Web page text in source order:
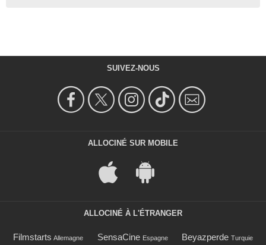
SUIVEZ-NOUS
ALLOCINÉ SUR MOBILE
ALLOCINÉ À L'ÉTRANGER
Filmstarts Allemagne SensaCine Espagne Beyazperde Turquie